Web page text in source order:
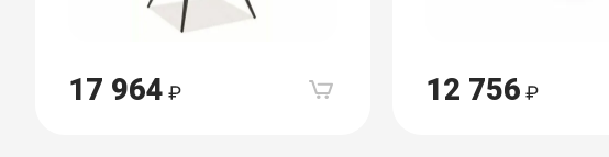
17 964 12 756